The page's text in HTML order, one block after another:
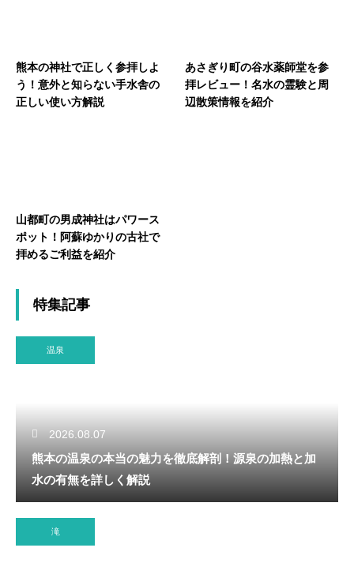
熊本の神社で正しく参拝しよ
う！意外と知らない手水舎の
正しい使い方解説
あさぎり町の谷水薬師堂を参
拝レビュー！名水の霊験と周
辺散策情報を紹介
山都町の男成神社はパワース
ポット！阿蘇ゆかりの古社で
拝めるご利益を紹介
特集記事
温泉
2026.08.07
熊本の温泉の本当の魅力を徹底解剖！源泉の加熱と加
水の有無を詳しく解説
滝